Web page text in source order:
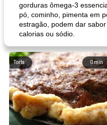
gorduras ômega-3
pó, cominho, pimenta em
estragão, podem dar
calorias ou sódio.
0min
Torta